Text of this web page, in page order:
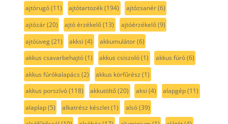
ajtórugó(11) ajtótartozék(194) ajtózsanér(6)
ajtózár(20) ajtó érzékelő(13) ajtóérzékelő(9)
ajtóüveg(21) akksi (4) akkumulátor(6)
akkus csavarbehajtó(1) akkus csiszoló(1) akkus fúró(6)
akkus fúrókalapács (2) akkus körfűrész (1)
akkus porszívó(118) akkutöltő(20) aksi (4) alapgép(11)
alaplap(5) alkatrész készlet(1) alsó(39)